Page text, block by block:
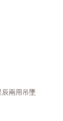
辰兩用吊墜